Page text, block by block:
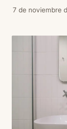
7 de noviembre